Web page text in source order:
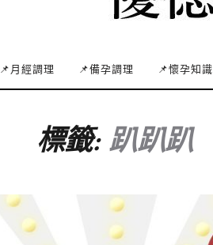
📌月經調理 📌備孕調理 📌懷孕知識
標籤:趴趴趴